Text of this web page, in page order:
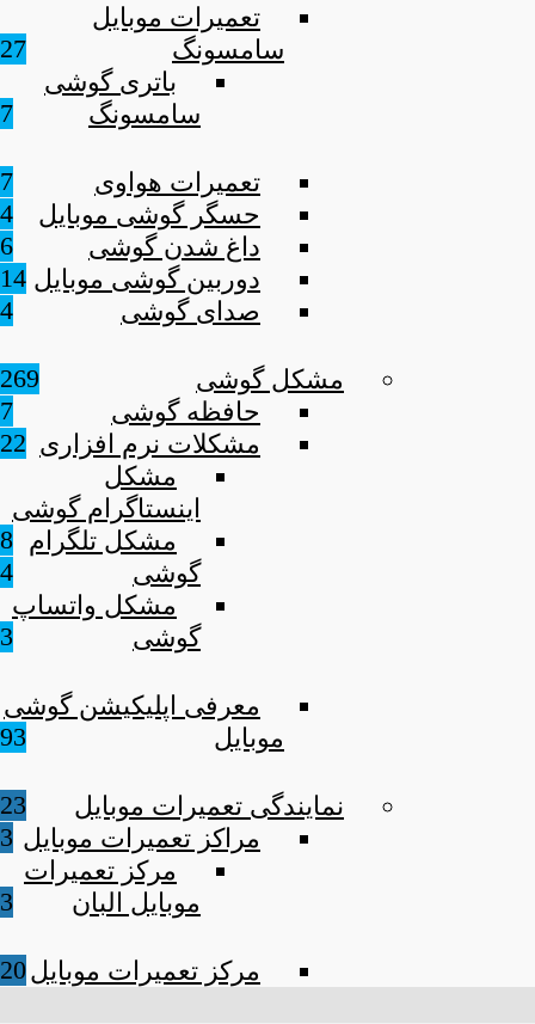
تعمیرات موبایل
سامسونگ
27
باتری گوشی
سامسونگ
7
تعمیرات هواوی
7
حسگر گوشی موبایل
4
داغ شدن گوشی
6
دوربین گوشی موبایل 14
صدای گوشی
4
مشکل گوشی
269
حافظه گوشی
7
مشکلات نرم افزاری 22
مشکل
اینستاگرام گوشی
8 مشکل تلگرام
گوشی
4
مشکل واتساپ
گوشی
3
معرفی اپلیکیشن گوشی
موبایل
93
نمایندگی تعمیرات موبایل
23
مراکز تعمیرات موبایل 3
مرکز تعمیرات
موبایل البان
3
مرکز تعمیرات موبایل20